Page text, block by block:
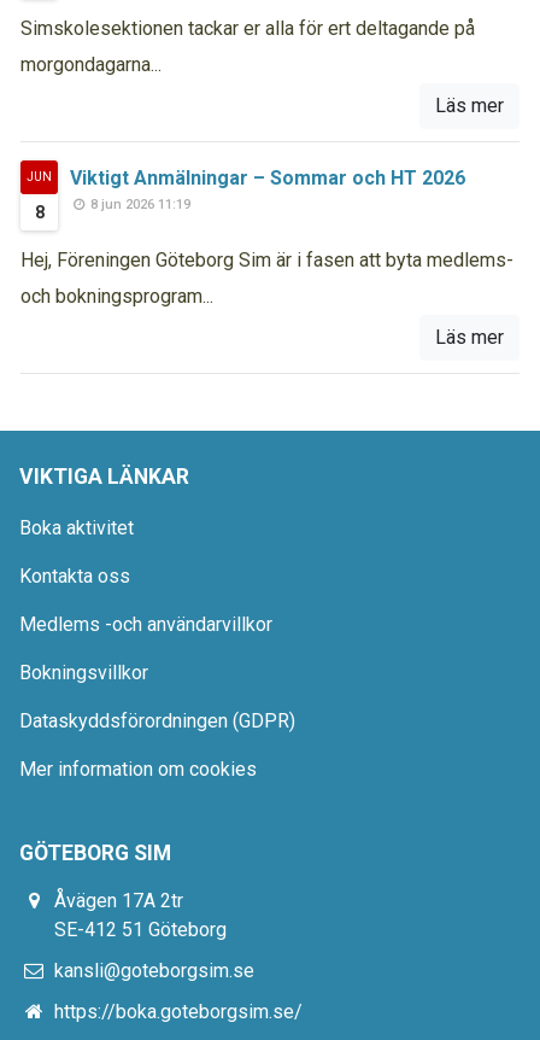
Simskolesektionen tackar er alla för ert deltagande på
morgondagarna...
Läs mer
JUN
8
Viktigt Anmälningar – Sommar och HT 2026
8 jun 2026 11:19
Hej, Föreningen Göteborg Sim är i fasen att byta medlems-
och bokningsprogram...
Läs mer
VIKTIGA LÄNKAR
Boka aktivitet
Kontakta oss
Medlems -och användarvillkor
Bokningsvillkor
Dataskyddsförordningen (GDPR)
Mer information om cookies
GÖTEBORG SIM
Åvägen 17A 2tr
SE-412 51 Göteborg
kansli@goteborgsim.se
https://boka.goteborgsim.se/